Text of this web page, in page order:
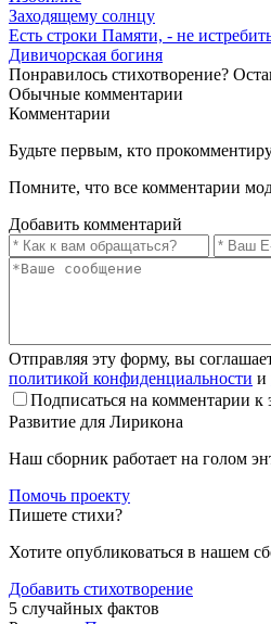
Заходящему солнцу
Есть строки Памяти, - не
Дивичорская богиня
Понравилось стихотворение?
Обычные комментарии
Комментарии
Будьте первым, кто
Помните, что все комментарии
Добавить комментарий
Отправляя эту форму, вы
политикой конфиденциальности и
Подписаться на комментарии
Развитие для Лирикона
Наш сборник работает на голом
Помочь проекту
Пишете стихи?
Хотите опубликоваться в нашем
Добавить стихотворение
5 случайных фактов